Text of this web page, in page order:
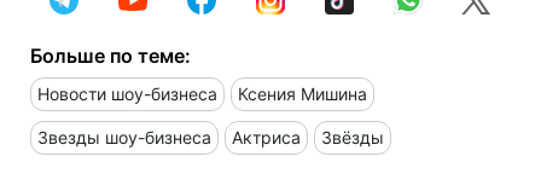
Больше по теме:
Новости шоу-бизнеса Ксения Мишина
Звезды шоу-бизнеса Актриса Звёзды